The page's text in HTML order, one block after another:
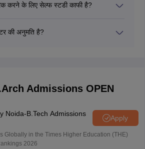
करने के लिए सेल्फ स्टडी काफी है?
की अनुमति है?
Admissions OPEN
Noida-B.Tech Admissions
Apply
Globally in the Times Higher Education (THE)
2026